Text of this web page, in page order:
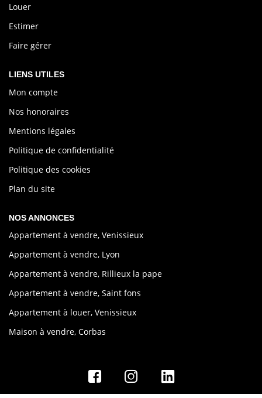
Louer
Estimer
Faire gérer
LIENS UTILES
Mon compte
Nos honoraires
Mentions légales
Politique de confidentialité
Politique des cookies
Plan du site
NOS ANNONCES
Appartement à vendre, Venissieux
Appartement à vendre, Lyon
Appartement à vendre, Rillieux la pape
Appartement à vendre, Saint fons
Appartement à louer, Venissieux
Maison à vendre, Corbas